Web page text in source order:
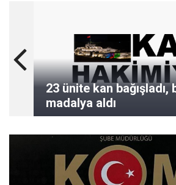
23 ünite kan bağışladı,
madalya aldı